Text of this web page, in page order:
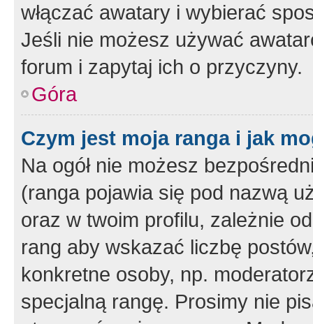
włączać awatary i wybierać
Jeśli nie możesz używać
forum i zapytaj ich o przyczyny.
Góra
Czym jest moja ranga i jak
Na ogół nie możesz
(ranga pojawia się pod nazwą
oraz w twoim profilu, zależnie
rang aby wskazać liczbę
konkretne osoby, np.
specjalną rangę. Prosimy nie